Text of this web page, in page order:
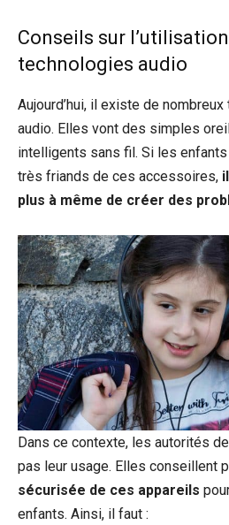
Conseils sur
technologies audio
Aujourd’hui, il existe de
audio. Elles vont des simples
intelligents sans fil. Si les
très friands de ces accessoires,
plus à même de créer des
Dans ce contexte, les autorités
pas leur usage. Elles conseillent
sécurisée de ces appareils
enfants. Ainsi, il faut :